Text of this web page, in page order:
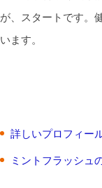
が、スタートです。
います。
詳しいプロフィー
ミントフラッシュ